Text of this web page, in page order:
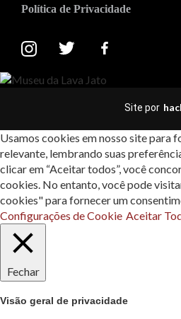
Política de Privacidade
Site por
Usamos cookies em nosso site para
relevante, lembrando suas
clicar em “Aceitar todos”, você
cookies. No entanto, você pode
cookies" para fornecer um
Configurações de Cookie Aceitar
Fechar
Visão geral de privacidade